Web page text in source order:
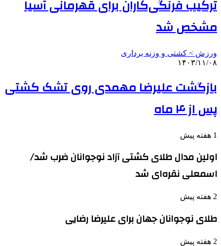
ترکیب فرنگی‌کاران برای قهرمانی آسیا
مشخص شد
ورزش > کشتی و وزنه برداری
۱۴۰۳/۱۱/۰۸
بازگشت علیرضا مهمدی روی تشک کشتی
پس از ۴ ماه
1 هفته پیش
اولین مدال طلای کشتی آزاد نوجوانان ضرب شد/
اسمعلی نقره‌ای شد
2 هفته پیش
طلای نوجوانان جهان برای علیرضا رضایی
2 هفته پیش